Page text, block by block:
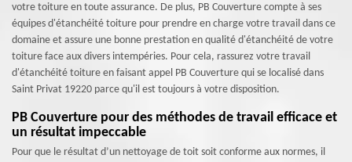
votre toiture en toute assurance. De plus, PB Couverture compte à ses
équipes d'étanchéité toiture pour prendre en charge votre travail dans ce
domaine et assure une bonne prestation en qualité d'étanchéité de votre
toiture face aux divers intempéries. Pour cela, rassurez votre travail
d'étanchéité toiture en faisant appel PB Couverture qui se localisé dans
Saint Privat 19220 parce qu'il est toujours à votre disposition.
PB Couverture pour des méthodes de travail efficace et
un résultat impeccable
Pour que le résultat d’un nettoyage de toit soit conforme aux normes, il